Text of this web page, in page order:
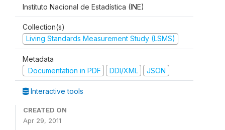
Instituto Nacional de Estadística (INE)
Collection(s)
Living Standards Measurement Study (LSMS)
Metadata
Documentation in PDF
DDI/XML JSON
Interactive tools
CREATED ON
Apr 29, 2011